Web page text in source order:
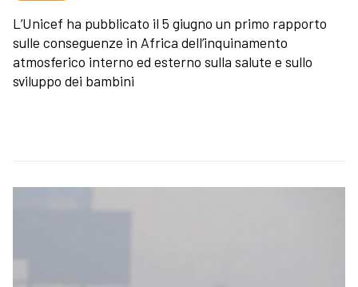
L’Unicef ha pubblicato il 5 giugno un primo rapporto
sulle conseguenze in Africa dell’inquinamento
atmosferico interno ed esterno sulla salute e sullo
sviluppo dei bambini